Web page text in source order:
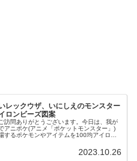
レックウザ、いにしえのモンスター
ロンビーズ図案
訪問ありがとうございます。今日は、我が
アニポケ(アニメ「ポケットモンスター」)
するポケモンやアイテムを100均アイロン
2023.10.26